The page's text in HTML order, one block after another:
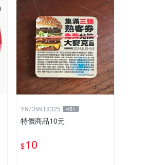
Y6739918325 451
特價商品10元
$10